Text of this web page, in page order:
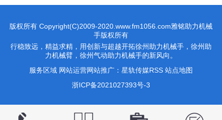
版权所有 Copyright(C)2009-2020.www.fm1056.com雅铭助力机械
手版权所有
行稳致远，精益求精，用创新与超越开拓徐州助力机械手，徐州助
力机械臂，徐州气动助力机械手的新风向。
服务区域 网站运营网站推广： 星轨传媒RSS 站点地图
浙ICP备2021027393号-3